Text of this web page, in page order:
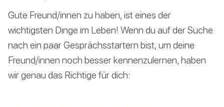
Gute Freund/innen zu haben, ist eines der
wichtigsten Dinge im Leben! Wenn du auf der Suche
nach ein paar Gesprächsstartern bist, um deine
Freund/innen noch besser kennenzulernen, haben
wir genau das Richtige für dich: